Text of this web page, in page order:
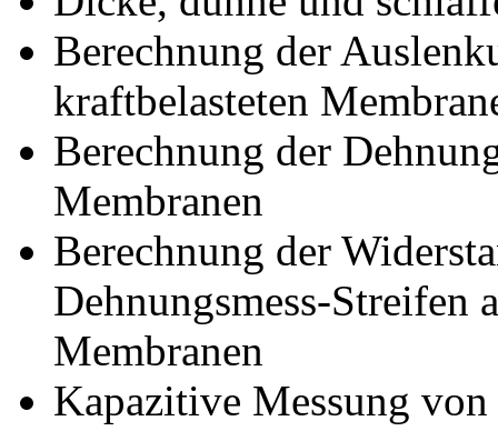
Berechnung der
kraftbelasteten
Berechnung der
Membranen
Berechnung der
Dehnungsmess-
Membranen
Kapazitive Messung